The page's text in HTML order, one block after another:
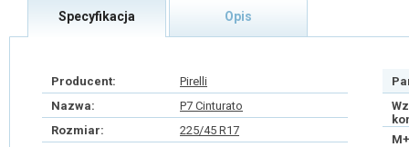
Specyfikacja Opis
Producent:
Pirelli
Nazwa:
P7 Cinturato
Rozmiar:
225/45 R17